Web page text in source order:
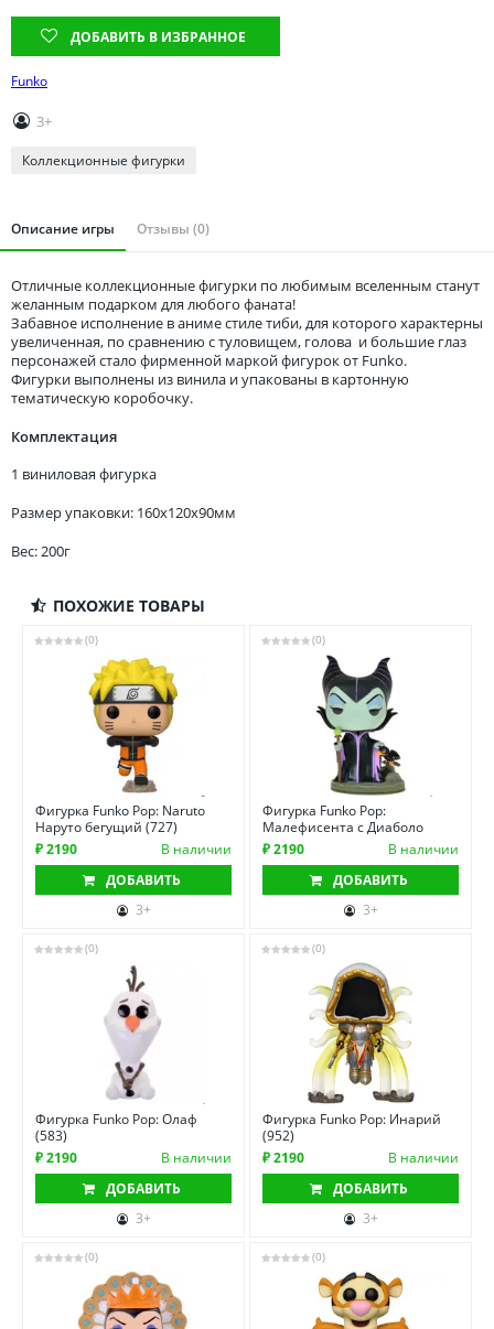
Томская область
Тюменская область
ДОБАВИТЬ В ИЗБРАННОЕ
Funko
3+
Коллекционные фигурки
Описание игры Отзывы (0)
Отличные коллекционные фигурки по любимым вселенным станут
желанным подарком для любого фаната!
Забавное исполнение в аниме стиле тиби, для которого характерны
увеличенная, по сравнению с туловищем, голова и большие глаз
персонажей стало фирменной маркой фигурок от Funko.
Фигурки выполнены из винила и упакованы в картонную
тематическую коробочку.
Комплектация
1 виниловая фигурка
Размер упаковки: 160x120x90мм
Вес: 200г
ПОХОЖИЕ ТОВАРЫ
(0)
Фигурка Funko Pop: Naruto
Наруто бегущий (727)
₽ 2190
В наличии
ДОБАВИТЬ
3+
(0)
Фигурка Funko Pop:
Малефисента с Диаболо
₽ 2190
В наличии
ДОБАВИТЬ
3+
(0)
Фигурка Funko Pop: Олаф
(583)
₽ 2190
В наличии
ДОБАВИТЬ
3+
(0)
Фигурка Funko Pop: Инарий
(952)
₽ 2190
В наличии
ДОБАВИТЬ
3+
(0) (0)